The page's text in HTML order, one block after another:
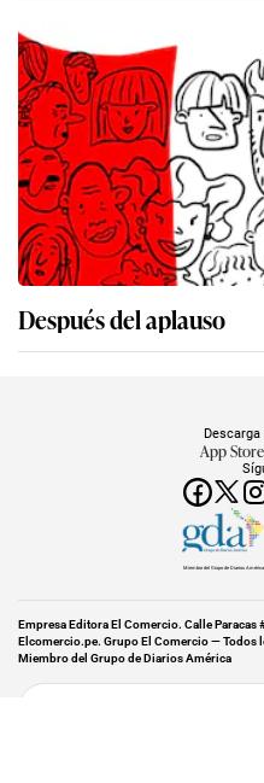
Después del aplauso
App Store
Miembro del Grupo de Diarios América
Empresa Editora El Comercio. Calle
Elcomercio.pe. Grupo El Comercio — Todos
Miembro del Grupo de Diarios América